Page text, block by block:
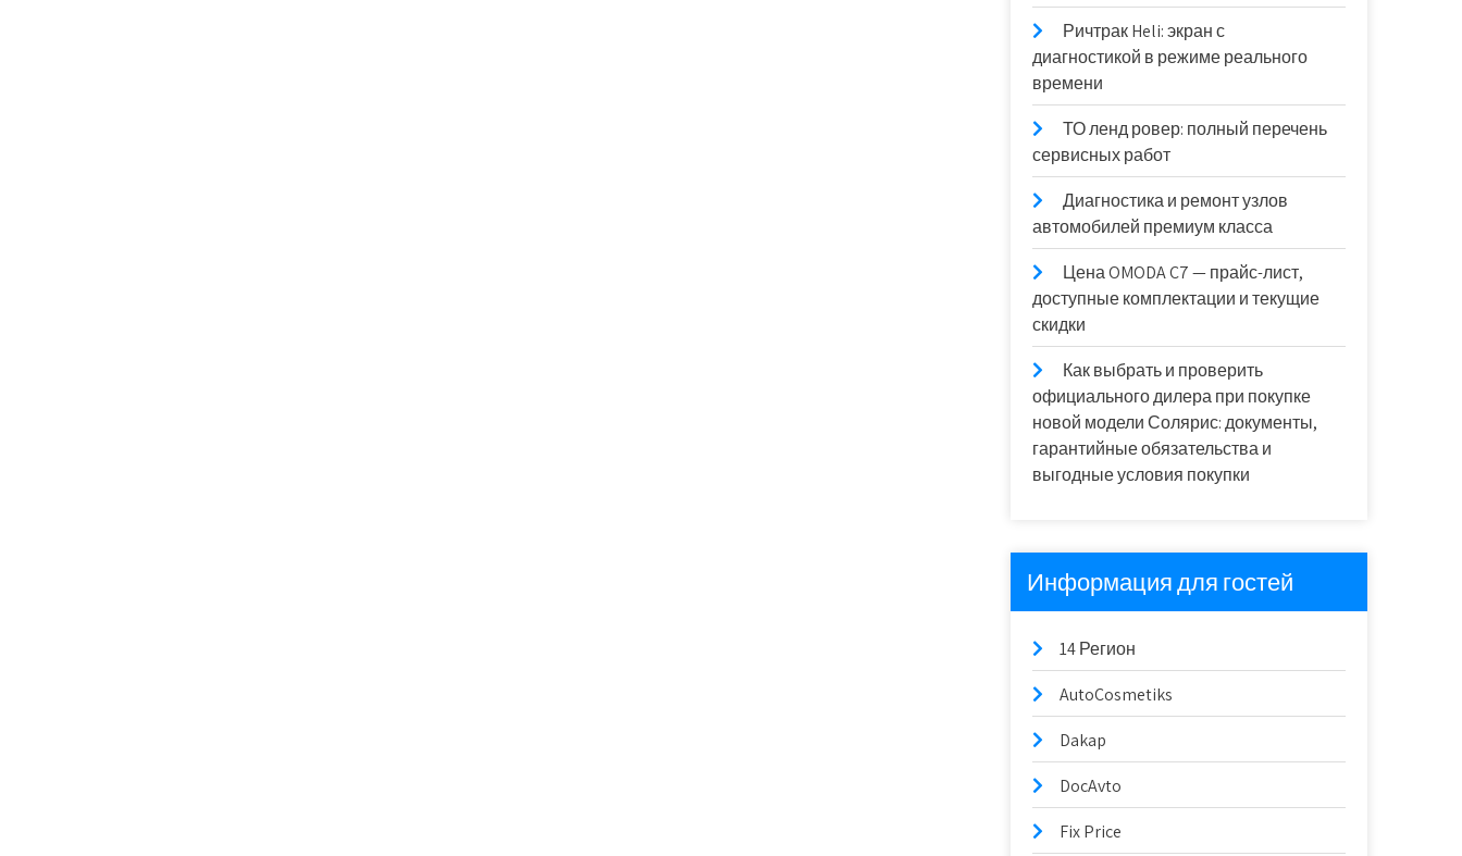
Ричтрак Heli: экран с
диагностикой в режиме реального
времени
ТО ленд ровер: полный перечень
сервисных работ
Диагностика и ремонт узлов
автомобилей премиум класса
Цена OMODA C7 — прайс-лист,
доступные комплектации и текущие
скидки
Как выбрать и проверить
официального дилера при покупке
новой модели Солярис: документы,
гарантийные обязательства и
выгодные условия покупки
Информация для гостей
14 Регион
AutoCosmetiks
Dakap
DocAvto
Fix Price